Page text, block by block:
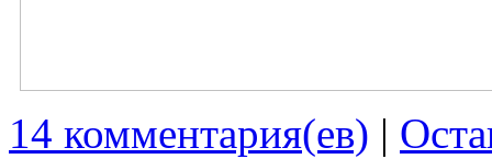
14 комментария(ев) |